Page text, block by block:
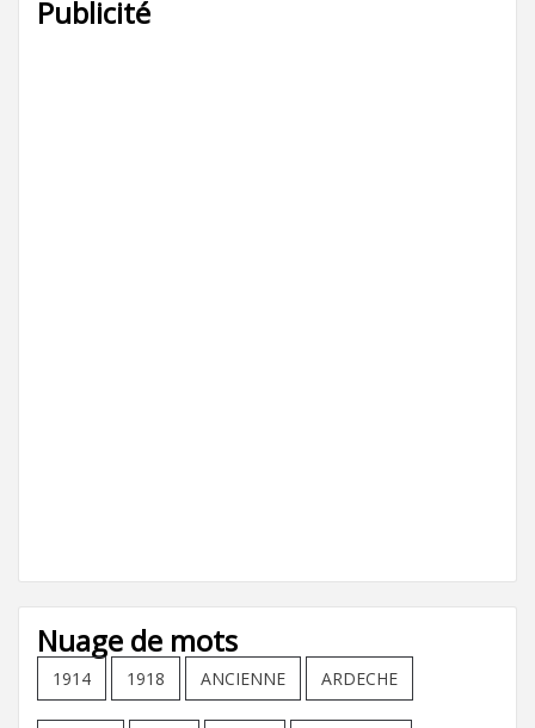
Publicité
Nuage de mots
1914 1918 ANCIENNE ARDECHE